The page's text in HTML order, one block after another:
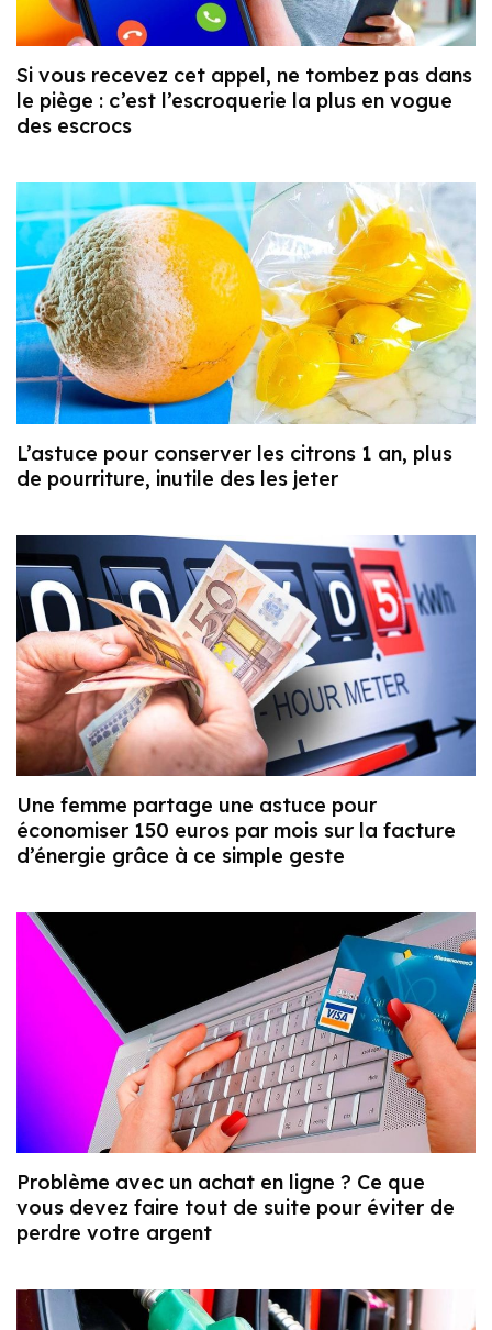
Si vous recevez cet appel, ne tombez pas dans
le piège : c’est l’escroquerie la plus en vogue
des escrocs
L’astuce pour conserver les citrons 1 an, plus
de pourriture, inutile des les jeter
Une femme partage une astuce pour
économiser 150 euros par mois sur la facture
d’énergie grâce à ce simple geste
Problème avec un achat en ligne ? Ce que
vous devez faire tout de suite pour éviter de
perdre votre argent